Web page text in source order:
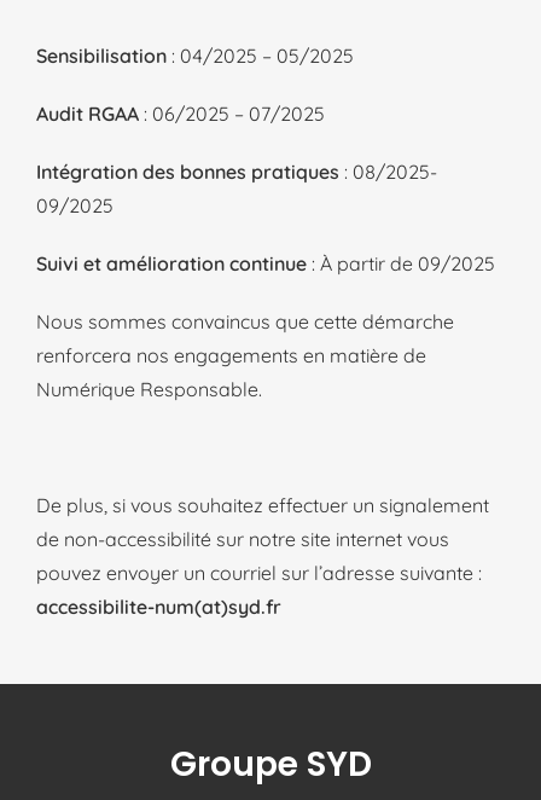
Sensibilisation : 04/2025 – 05/2025
Audit RGAA : 06/2025 – 07/2025
Intégration des bonnes pratiques : 08/2025-
09/2025
Suivi et amélioration continue : À partir de 09/2025
Nous sommes convaincus que cette démarche
renforcera nos engagements en matière de
Numérique Responsable.
De plus, si vous souhaitez effectuer un signalement
de non-accessibilité sur notre site internet vous
pouvez envoyer un courriel sur l’adresse suivante :
accessibilite-num(at)syd.fr
Groupe SYD